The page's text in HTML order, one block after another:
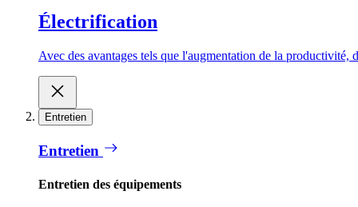
Électrification
Avec des avantages tels que l'augmentation de la
Entretien
Entretien
Entretien des équipements